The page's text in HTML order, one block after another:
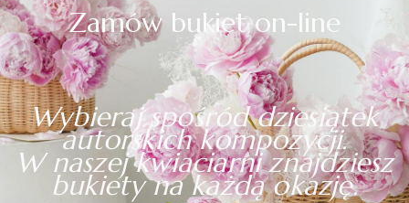
Zamów bukiet on-line
Wybieraj spośród dziesiątek
autorskich kompozycji.
W naszej kwiaciarni znajdziesz
bukiety na każdą okazję.